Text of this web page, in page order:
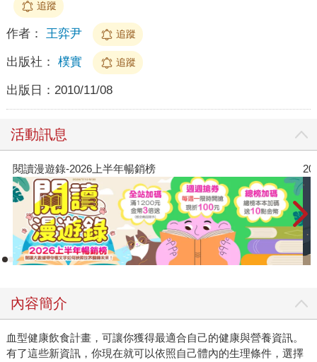
追蹤
作者： 王弈尹 追蹤
出版社： 樸實 追蹤
出版日： 2010/11/08
活動訊息
閱讀漫遊錄-2026上半年暢銷榜
內容簡介
血型健康飲食計畫，可讓你獲得最適合自己的健康與營養資訊。
有了這些新資訊，你現在就可以依照自己體內的生理條件，選擇